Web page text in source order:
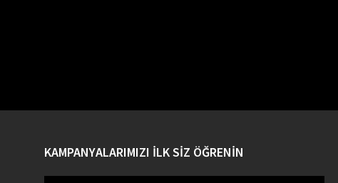
KAMPANYALARIMIZI İLK SİZ ÖĞRENİN